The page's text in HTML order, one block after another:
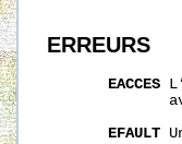
ERREURS
EACCES
EFAULT